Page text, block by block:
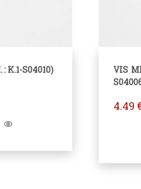
K.1-S04010)
VIS
4.49